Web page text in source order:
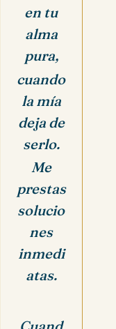
en tu
alma
pura,
cuando
la mía
deja de
serlo.
Me
prestas
solucio
nes
inmedi
atas.